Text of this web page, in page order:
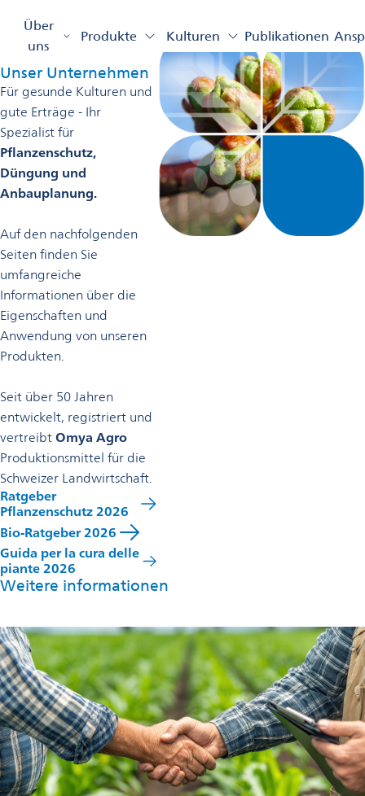
Über
uns
Produkte Kulturen Publikationen
Willkommen bei Omya Agro
Unser Unternehmen
Für gesunde Kulturen und
gute Erträge - Ihr
Spezialist für
Pflanzenschutz,
Düngung und
Anbauplanung.
Auf den nachfolgenden
Seiten finden Sie
umfangreiche
Informationen über die
Eigenschaften und
Anwendung von unseren
Produkten.
Seit über 50 Jahren
entwickelt, registriert und
vertreibt Omya Agro
Produktionsmittel für die
Schweizer Landwirtschaft.​
Ratgeber
Pflanzenschutz 2026
wird
in
einer
neuen
Registerkarte
geöffnet
Bio-Ratgeber 2026
wird
in
einer
neuen
Guida per la cura delle
piante 2026
wird
in
Registerkarte
geöffnet
Weitere informationen